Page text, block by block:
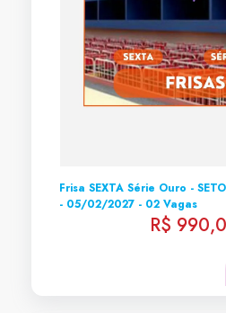
Frisa SEXTA Série Ouro -
- 05/02/2027 - 02 Vagas
R$